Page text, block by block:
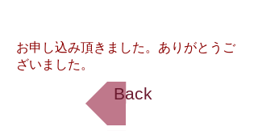
お申し込み頂きました。ありがとうご
ざいました。
Back